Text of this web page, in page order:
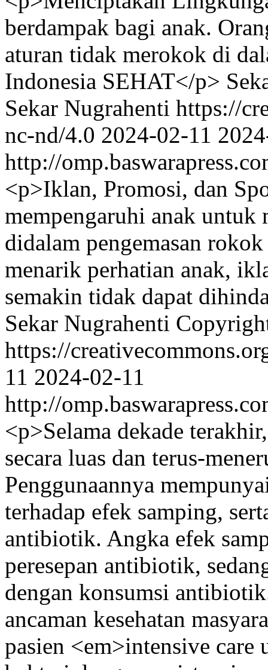
berdampak bagi anak.
aturan tidak merokok di
Indonesia SEHAT</p>
Sekar Nugrahenti https://
nc-nd/4.0 2024-02-11
http://
<p>Iklan, Promosi, dan
mempengaruhi anak untuk
didalam pengemasan
menarik perhatian anak,
semakin tidak dapat
Sekar Nugrahenti
https://
11 2024-02-11
http://
<p>Selama dekade
secara luas dan terus-
Penggunaannya
terhadap efek samping,
antibiotik. Angka efek
peresepan antibiotik,
dengan konsumsi
ancaman kesehatan
pasien <em>intensive